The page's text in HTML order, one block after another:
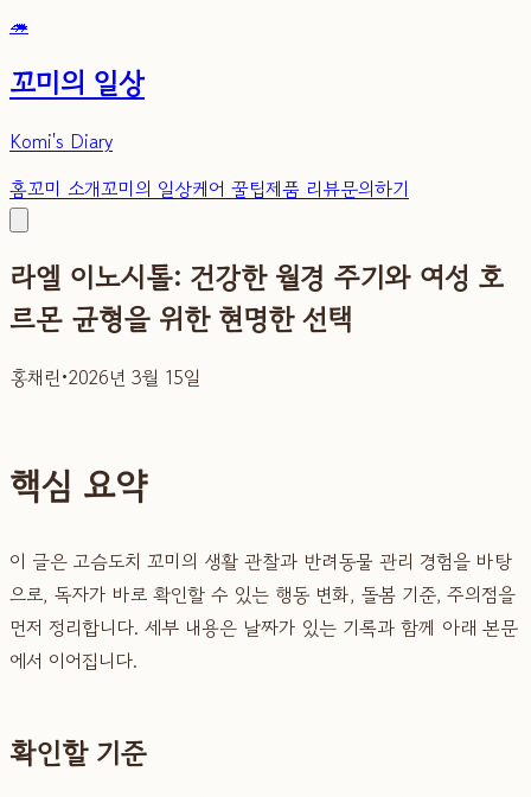
🦔
꼬미의 일상
Komi's Diary
홈꼬미 소개꼬미의 일상케어 꿀팁제품 리뷰문의하기
라엘 이노시톨: 건강한 월경 주기와 여성 호
르몬 균형을 위한 현명한 선택
홍채린•2026년 3월 15일
핵심 요약
이 글은 고슴도치 꼬미의 생활 관찰과 반려동물 관리 경험을 바탕
으로, 독자가 바로 확인할 수 있는 행동 변화, 돌봄 기준, 주의점을
먼저 정리합니다. 세부 내용은 날짜가 있는 기록과 함께 아래 본문
에서 이어집니다.
확인할 기준